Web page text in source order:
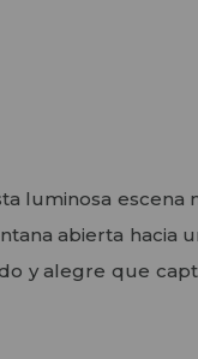
luminosa escena
abierta hacia
y alegre que